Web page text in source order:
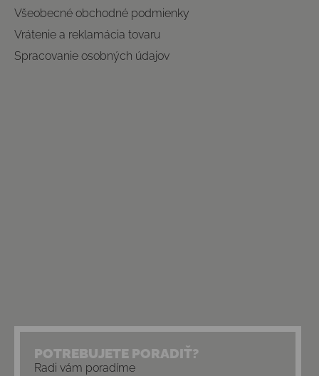
Všeobecné obchodné podmienky
Vrátenie a reklamácia tovaru
Spracovanie osobných údajov
POTREBUJETE PORADIŤ?
Radi vám poradíme